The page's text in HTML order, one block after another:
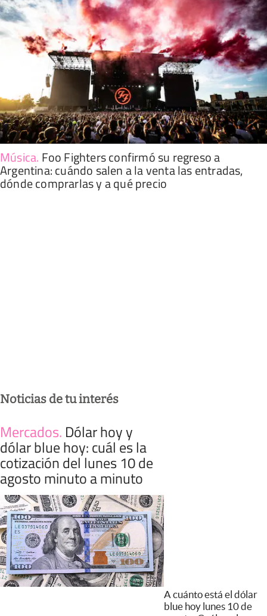
Música. Foo Fighters confirmó su regreso a
Argentina: cuándo salen a la venta las entradas,
dónde comprarlas y a qué precio
Noticias de tu interés
Mercados. Dólar hoy y
dólar blue hoy: cuál es la
cotización del lunes 10 de
agosto minuto a minuto
A cuánto está el dólar
blue hoy lunes 10 de